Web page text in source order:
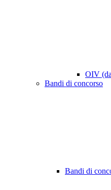
OIV
Bandi di concorso
Bandi di